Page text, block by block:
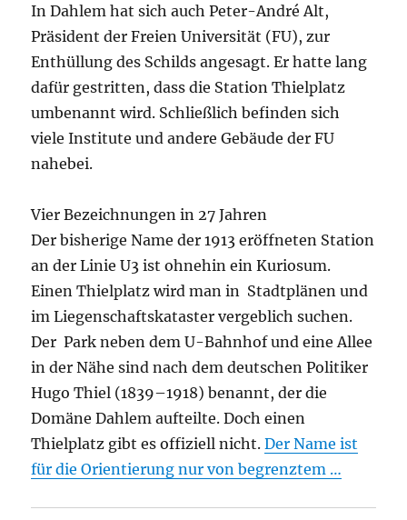
In Dahlem hat sich auch Peter-André Alt,
Präsident der Freien Universität (FU), zur
Enthüllung des Schilds angesagt. Er hatte lang
dafür gestritten, dass die Station Thielplatz
umbenannt wird. Schließlich befinden sich
viele Institute und andere Gebäude der FU
nahebei.
Vier Bezeichnungen in 27 Jahren
Der bisherige Name der 1913 eröffneten Station
an der Linie U3 ist ohnehin ein Kuriosum.
Einen Thielplatz wird man in Stadtplänen und
im Liegenschaftskataster vergeblich suchen.
Der Park neben dem U-Bahnhof und eine Allee
in der Nähe sind nach dem deutschen Politiker
Hugo Thiel (1839–1918) benannt, der die
Domäne Dahlem aufteilte. Doch einen
Thielplatz gibt es offiziell nicht.Der Name ist
für die Orientierung nur von begrenztem …